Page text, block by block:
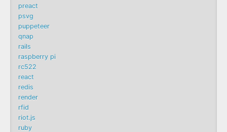
preact
psvg
puppeteer
qnap
rails
raspberry pi
rc522
react
redis
render
rfid
riot.js
ruby